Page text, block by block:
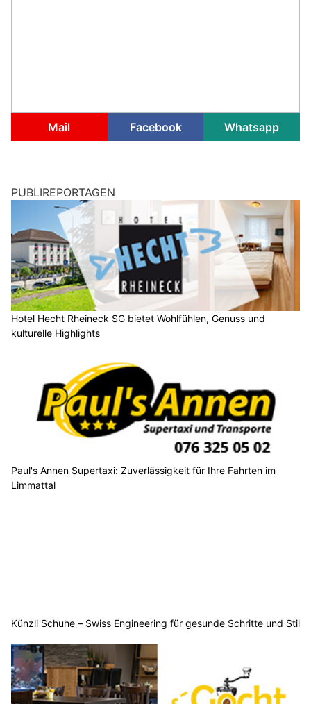
Mail Facebook Whatsapp
PUBLIREPORTAGEN
Hotel Hecht Rheineck SG bietet Wohlfühlen, Genuss und
kulturelle Highlights
Paul's Annen Supertaxi: Zuverlässigkeit für Ihre Fahrten im
Limmattal
Künzli Schuhe – Swiss Engineering für gesunde Schritte und Stil